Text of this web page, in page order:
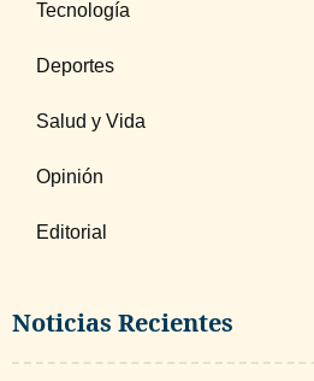
Tecnología
Deportes
Salud y Vida
Opinión
Editorial
Noticias Recientes